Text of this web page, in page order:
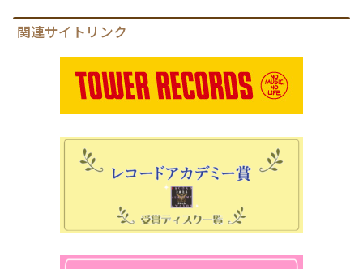
関連サイトリンク